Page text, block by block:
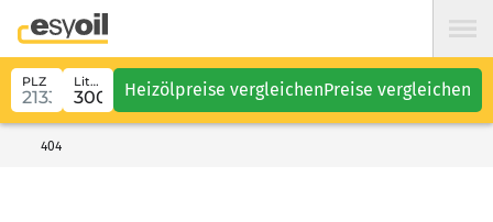
PLZ Liter Heizölpreise vergleichenPreise vergleichen
404